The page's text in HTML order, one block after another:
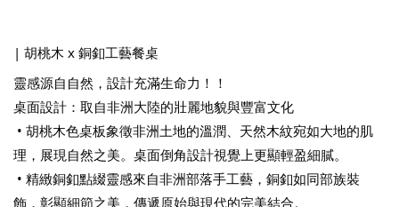
| 胡桃木 x 銅釦工藝餐桌
靈感源自自然，設計充滿生命力！！
桌面設計：取自非洲大陸的壯麗地貌與豐富文化
• 胡桃木色桌板象徵非洲土地的溫潤、天然木紋宛如大地的肌
理，展現自然之美。桌面倒角設計視覺上更顯輕盈細膩。
• 精緻銅釦點綴靈感來自非洲部落手工藝，銅釦如同部族裝
飾，彰顯細節之美，傳遞原始與現代的完美結合。